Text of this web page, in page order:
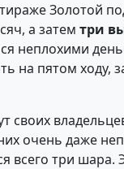
Золотой
а затем три
неплохими
на пятом ходу,
своих
очень даже
всего три